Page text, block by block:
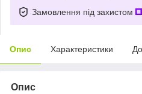
Замовлення під захистом
Опис Характеристики
Опис